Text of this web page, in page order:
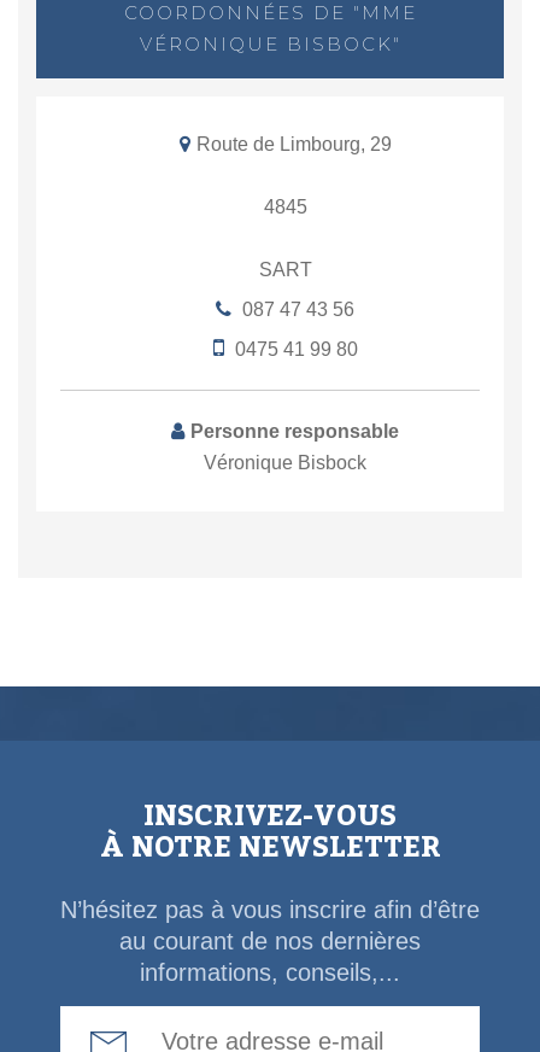
COORDONNÉES DE "MME
VÉRONIQUE BISBOCK"
Route de Limbourg, 29
4845
SART
087 47 43 56
0475 41 99 80
Personne responsable
Véronique Bisbock
INSCRIVEZ-VOUS
À NOTRE NEWSLETTER
N’hésitez pas à vous inscrire afin d’être
au courant de nos dernières
informations, conseils,...